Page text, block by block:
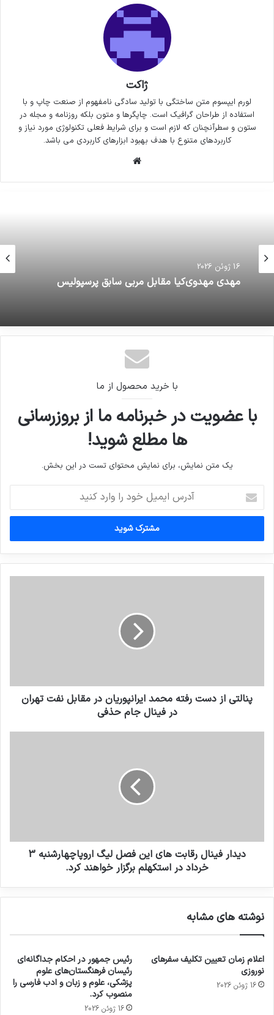
ژاکت
لورم ایپسوم متن ساختگی با تولید سادگی نامفهوم از صنعت چاپ و با
استفاده از طراحان گرافیک است. چاپگرها و متون بلکه روزنامه و مجله در
ستون و سطرآنچنان که لازم است و برای شرایط فعلی تکنولوژی مورد نیاز و
کاربردهای متنوع با هدف بهبود ابزارهای کاربردی می باشد.
16 ژوئن 2026
مهدی مهدوی‌کیا مقابل مربی سابق پرسپولیس
با خرید محصول از ما
با عضویت در خبرنامه ما از بروزرسانی
ها مطلع شوید!
یک متن نمایش، برای نمایش محتوای تست در این بخش.
ایمیل
خود
وارد
کنید
پنالتی از دست رفته محمد ایرانپوریان در مقابل نفت تهران
در فینال جام حذفی
دیدار فینال رقابت های این فصل لیگ اروپاچهارشنبه 3
خرداد در استکهلم برگزار خواهند کرد.
نوشته های مشابه
اعلام زمان تعیین تکلیف سفرهای
نوروزی
16 ژوئن 2026
رئیس جمهور در احکام جداگانه‌ای
رئیسان فرهنگستان‌های علوم
پزشکی، علوم و زبان و ادب فارسی را
منصوب کرد.
16 ژوئن 2026